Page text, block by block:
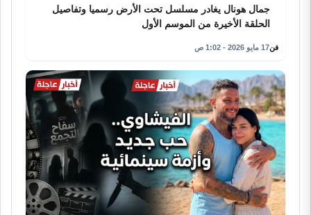
جمال هونال يغادر مسلسل تحت الأرض رسميا وتفاصيل
الحلقة الأخيرة من الموسم الأول
فن17 مايو 2026 - 1:02 ص